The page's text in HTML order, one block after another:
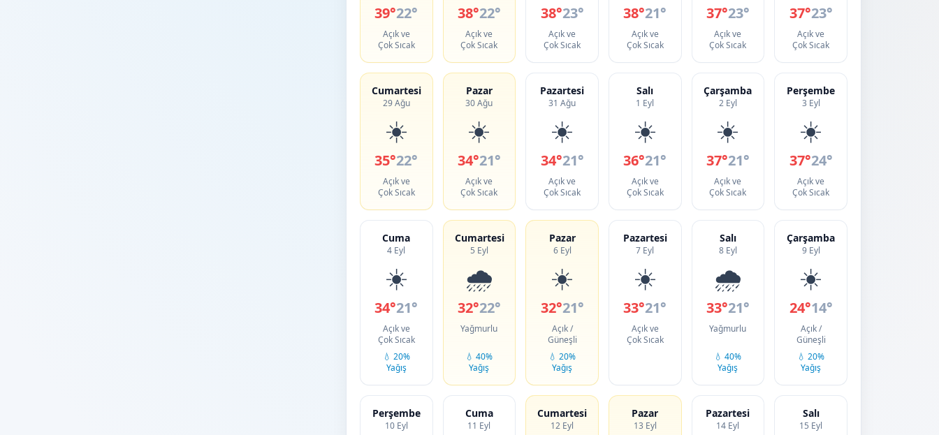
39°22°
Açık ve
Çok Sıcak
38°22°
Açık ve
Çok Sıcak
38°23°
Açık ve
Çok Sıcak
38°21°
Açık ve
Çok Sıcak
37°23°
Açık ve
Çok Sıcak
37°23°
Açık ve
Çok Sıcak
Cumartesi
29 Ağu
☀️
35°22°
Açık ve
Çok Sıcak
Pazar
30 Ağu
☀️
34°21°
Açık ve
Çok Sıcak
Pazartesi
31 Ağu
☀️
34°21°
Açık ve
Çok Sıcak
Salı
1 Eyl
☀️
36°21°
Açık ve
Çok Sıcak
Çarşamba
2 Eyl
☀️
37°21°
Açık ve
Çok Sıcak
Perşembe
3 Eyl
☀️
37°24°
Açık ve
Çok Sıcak
Cuma
4 Eyl
☀️
34°21°
Açık ve
Çok Sıcak
💧 20%
Yağış
Cumartesi
5 Eyl
🌧️
32°22°
Yağmurlu
💧 40%
Yağış
Pazar
6 Eyl
☀️
32°21°
Açık /
Güneşli
💧 20%
Yağış
Pazartesi
7 Eyl
☀️
33°21°
Açık ve
Çok Sıcak
Salı
8 Eyl
🌧️
33°21°
Yağmurlu
💧 40%
Yağış
Çarşamba
9 Eyl
☀️
24°14°
Açık /
Güneşli
💧 20%
Yağış
Perşembe
10 Eyl
Cuma
11 Eyl
Cumartesi
12 Eyl
Pazar
13 Eyl
Pazartesi
14 Eyl
Salı
15 Eyl